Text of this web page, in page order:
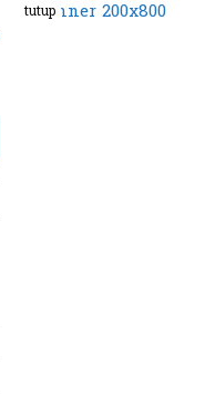
tutup